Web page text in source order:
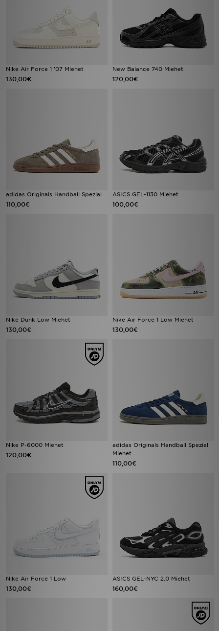
Nike Air Force 1 '07 Miehet
130,00€
New Balance 740 Miehet
120,00€
adidas Originals Handball Spezial
110,00€
ASICS GEL-1130 Miehet
100,00€
Nike Dunk Low Miehet
130,00€
Nike Air Force 1 Low Miehet
130,00€
Nike P-6000 Miehet
120,00€
adidas Originals Handball Spezial
Miehet
110,00€
Nike Air Force 1 Low
130,00€
ASICS GEL-NYC 2.0 Miehet
160,00€